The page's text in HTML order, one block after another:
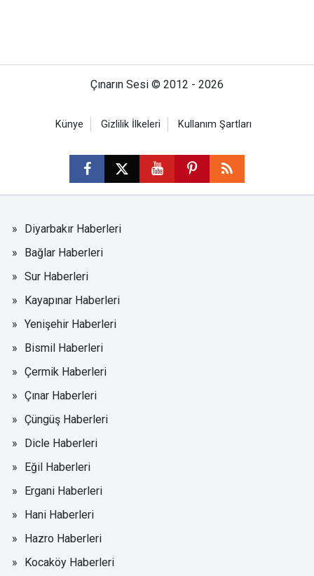
Çınarın Sesi © 2012 - 2026
Künye Gizlilik İlkeleri Kullanım Şartları
Diyarbakır Haberleri
Bağlar Haberleri
Sur Haberleri
Kayapınar Haberleri
Yenişehir Haberleri
Bismil Haberleri
Çermik Haberleri
Çınar Haberleri
Çüngüş Haberleri
Dicle Haberleri
Eğil Haberleri
Ergani Haberleri
Hani Haberleri
Hazro Haberleri
Kocaköy Haberleri